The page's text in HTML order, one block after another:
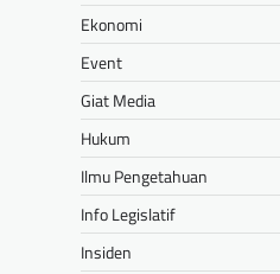
Ekonomi
Event
Giat Media
Hukum
Ilmu Pengetahuan
Info Legislatif
Insiden